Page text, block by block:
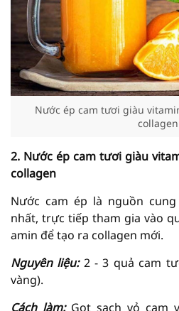
Nước ép cam tươi giàu
2. Nước ép cam tươi giàu
collagen
Nước cam ép là nguồn
nhất, trực tiếp tham gia vào
amin để tạo ra collagen mới.
Nguyên liệu:2 - 3 quả cam
vàng).
Cách làm:Gọt sạch vỏ cam